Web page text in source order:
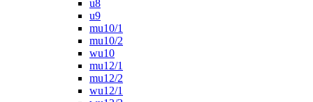
u8
u9
mu10/1
mu10/2
wu10
mu12/1
mu12/2
wu12/1